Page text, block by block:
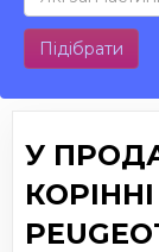
Підібрати
У